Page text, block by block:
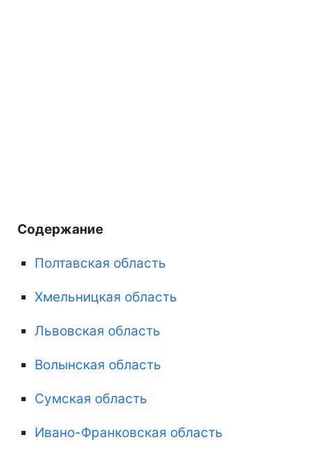
Содержание
Полтавская область
Хмельницкая область
Львовская область
Волынская область
Сумская область
Ивано-Франковская область